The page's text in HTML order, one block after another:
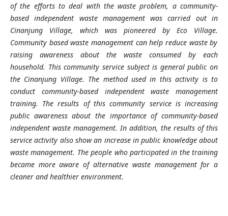
of the efforts to deal with the waste problem, a community-
based independent waste management was carried out in
Cinanjung Village, which was pioneered by Eco Village.
Community based waste management can help reduce waste by
raising awareness about the waste consumed by each
household. Thiscommunity servicesubject is general publicon
the Cinanjung Village. The method used in this activity is to
conduct community-based independent waste management
training. The results of thiscommunity serviceis increasing
public awareness about the importance of community-based
independent waste management. In addition, the results of this
service activity also show an increase in public knowledge about
waste management. The people who participated in the training
became more aware of alternative waste management for a
cleaner and healthier environment.